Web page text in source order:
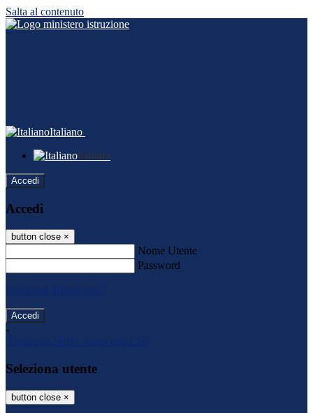
Salta al contenuto
Italiano
Italiano
Accedi
Accedi
button close ×
Nome Utente
Password
Password dimenticata?
-
Entra con SPID
Entra con CIE
Seleziona utente
button close ×